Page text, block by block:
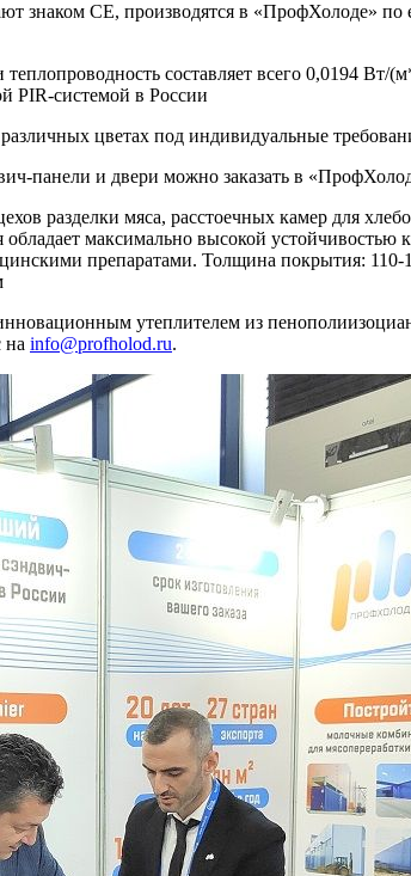
знаком СЕ, производятся в «ПрофХолоде»
составляет всего 0,0194
PIR-системой в России
цветах под индивидуальные
панели и двери можно заказать в
разделки мяса, расстоечных камер для
максимально высокой
препаратами. Толщина покрытия:
утеплителем из
на info@profholod.ru.